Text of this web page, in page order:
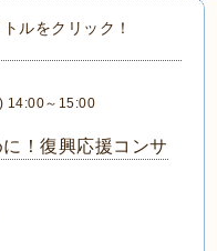
ルをクリック！
14:00～15:00
！復興応援コンサ